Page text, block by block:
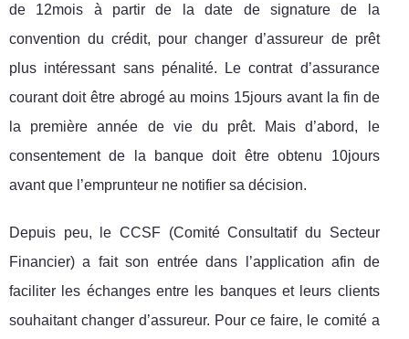
de 12mois à partir de la date de signature de la
convention du crédit, pour changer d’assureur de prêt
plus intéressant sans pénalité. Le contrat d’assurance
courant doit être abrogé au moins 15jours avant la fin de
la première année de vie du prêt. Mais d’abord, le
consentement de la banque doit être obtenu 10jours
avant que l’emprunteur ne notifier sa décision.
Depuis peu, le CCSF (Comité Consultatif du Secteur
Financier) a fait son entrée dans l’application afin de
faciliter les échanges entre les banques et leurs clients
souhaitant changer d’assureur. Pour ce faire, le comité a